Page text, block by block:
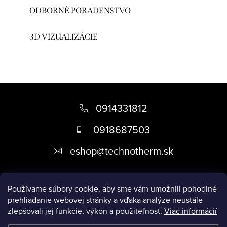
Používame súbory cookie, aby sme vám umožnili pohodlné
prehliadanie webovej stránky a vďaka analýze neustále
zlepšovali jej funkcie, výkon a použiteľnosť. Viac informácií
ODBORNÉ PORADENSTVO
3D VIZUALIZÁCIE
i
0914331812
0918687503
eshop@technotherm.sk
Informácie
Prijímame online platby